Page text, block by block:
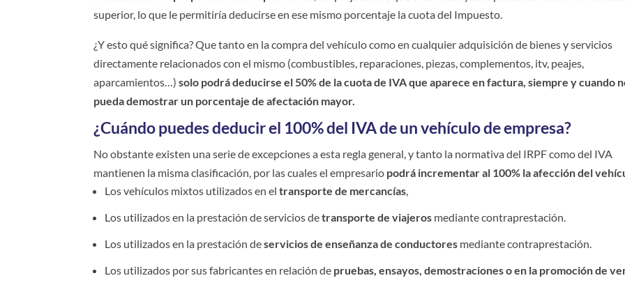
superior, lo que le permitiría deducirse en ese mismo porcentaje la cuota del Impuesto.
¿Y esto qué significa? Que tanto en la compra del vehículo como en cualquier adquisición de bienes y servicios
directamente relacionados con el mismo (combustibles, reparaciones, piezas, complementos, itv, peajes,
aparcamientos…)solo podrá deducirse el 50% de la cuota de IVA que aparece en factura, siempre y cuando
pueda demostrar un porcentaje de afectación mayor.
¿Cuándo puedes deducir el 100% del IVA de un vehículo de empresa?
No obstante existen una serie de excepciones a esta regla general, y tanto la normativa del IRPF como del IVA
mantienen la misma clasificación, por las cuales el empresario podrá incrementar al 100% la afección del
Los vehículos mixtos utilizados en eltransporte de mercancías,
Los utilizados en la prestación de servicios detransporte de viajeros mediante contraprestación.
Los utilizados en la prestación deservicios de enseñanza de conductores mediante contraprestación.
Los utilizados por sus fabricantes en relación de pruebas, ensayos, demostraciones o en la promoción de